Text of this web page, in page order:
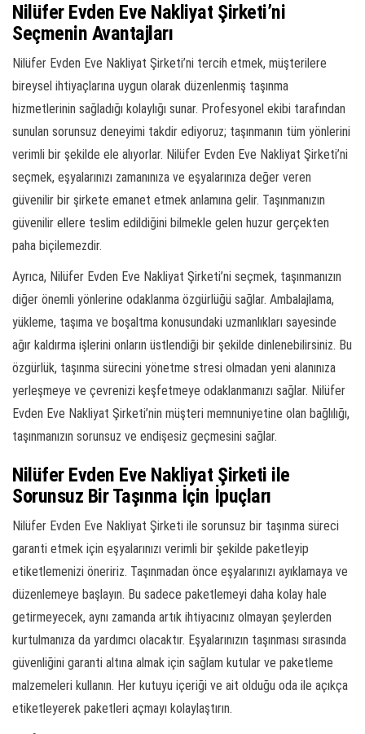
Nilüfer Evden Eve Nakliyat Şirketi’ni
Seçmenin Avantajları
Nilüfer Evden Eve Nakliyat Şirketi’ni tercih etmek, müşterilere
bireysel ihtiyaçlarına uygun olarak düzenlenmiş taşınma
hizmetlerinin sağladığı kolaylığı sunar. Profesyonel ekibi tarafından
sunulan sorunsuz deneyimi takdir ediyoruz; taşınmanın tüm yönlerini
verimli bir şekilde ele alıyorlar. Nilüfer Evden Eve Nakliyat Şirketi’ni
seçmek, eşyalarınızı zamanınıza ve eşyalarınıza değer veren
güvenilir bir şirkete emanet etmek anlamına gelir. Taşınmanızın
güvenilir ellere teslim edildiğini bilmekle gelen huzur gerçekten
paha biçilemezdir.
Ayrıca, Nilüfer Evden Eve Nakliyat Şirketi’ni seçmek, taşınmanızın
diğer önemli yönlerine odaklanma özgürlüğü sağlar. Ambalajlama,
yükleme, taşıma ve boşaltma konusundaki uzmanlıkları sayesinde
ağır kaldırma işlerini onların üstlendiği bir şekilde dinlenebilirsiniz. Bu
özgürlük, taşınma sürecini yönetme stresi olmadan yeni alanınıza
yerleşmeye ve çevrenizi keşfetmeye odaklanmanızı sağlar. Nilüfer
Evden Eve Nakliyat Şirketi’nin müşteri memnuniyetine olan bağlılığı,
taşınmanızın sorunsuz ve endişesiz geçmesini sağlar.
Nilüfer Evden Eve Nakliyat Şirketi ile
Sorunsuz Bir Taşınma İçin İpuçları
Nilüfer Evden Eve Nakliyat Şirketi ile sorunsuz bir taşınma süreci
garanti etmek için eşyalarınızı verimli bir şekilde paketleyip
etiketlemenizi öneririz. Taşınmadan önce eşyalarınızı ayıklamaya ve
düzenlemeye başlayın. Bu sadece paketlemeyi daha kolay hale
getirmeyecek, aynı zamanda artık ihtiyacınız olmayan şeylerden
kurtulmanıza da yardımcı olacaktır. Eşyalarınızın taşınması sırasında
güvenliğini garanti altına almak için sağlam kutular ve paketleme
malzemeleri kullanın. Her kutuyu içeriği ve ait olduğu oda ile açıkça
etiketleyerek paketleri açmayı kolaylaştırın.